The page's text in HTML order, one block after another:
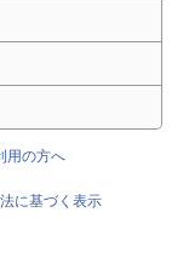
用の方へ
に基づく表示